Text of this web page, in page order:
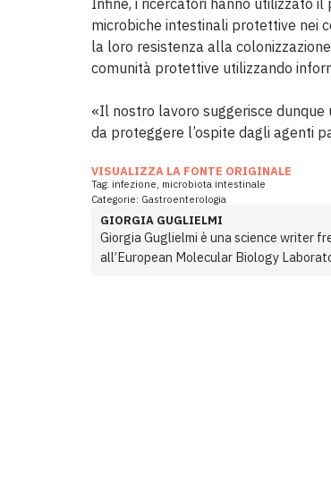
microbiche intestinali protettive nei
la loro resistenza alla
comunità protettive utilizzando
«Il nostro lavoro suggerisce
da proteggere l’ospite dagli agenti
VISUALIZZA LA FONTE ORIGINALE
Tag: infezione microbiota intestinale
Categorie: Gastroenterologia
GIORGIA GUGLIELMI
Giorgia Guglielmi è una science writer
all’European Molecular Biology